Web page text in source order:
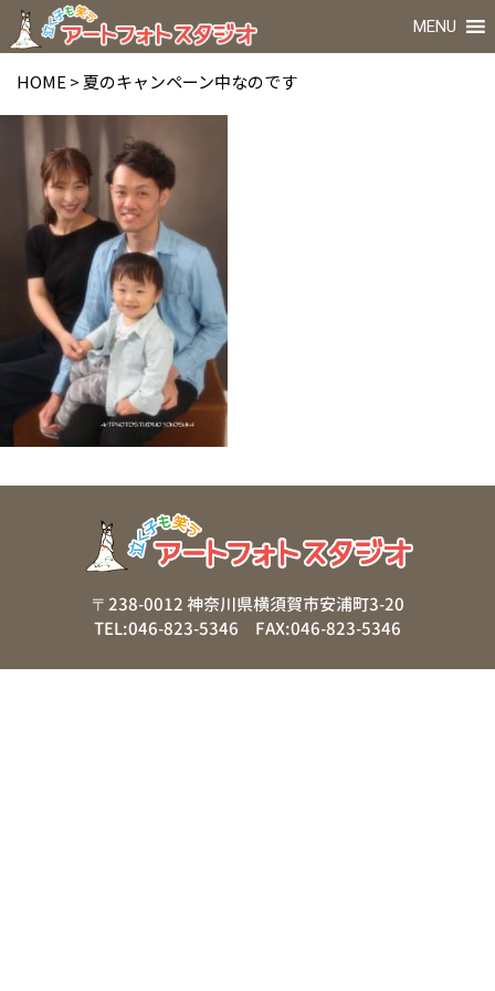
MENU
HOME > 夏のキャンペーン中なのです
〒238-0012 神奈川県横須賀市安浦町3-20
TEL:046-823-5346 FAX:046-823-5346